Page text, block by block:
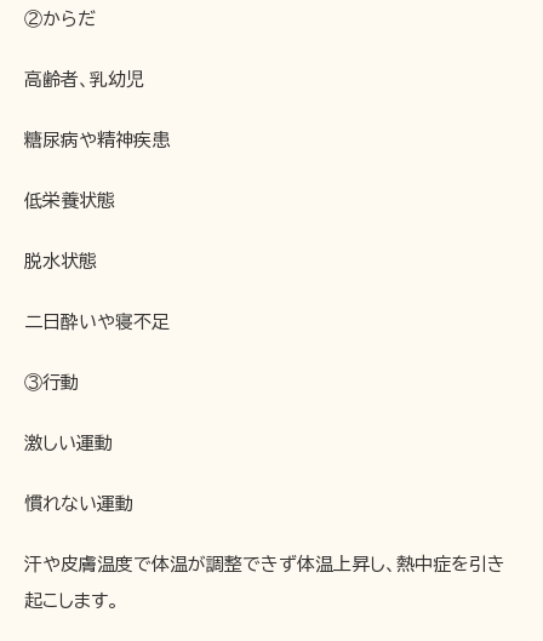
②からだ
高齢者、乳幼児
糖尿病や精神疾患
低栄養状態
脱水状態
二日酔いや寝不足
③行動
激しい運動
慣れない運動
汗や皮膚温度で体温が調整できず体温上昇し、熱中症を引き
起こします。